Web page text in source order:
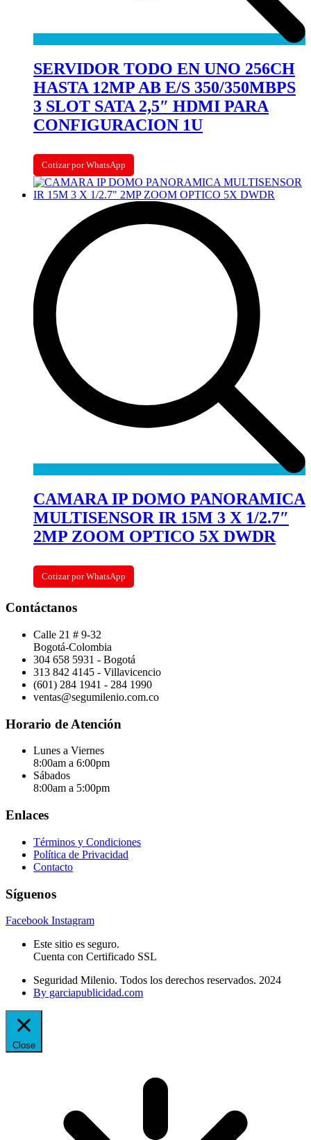
SERVIDOR TODO EN UNO 256CH
HASTA 12MP AB E/S 350/350MBPS
3 SLOT SATA 2,5″ HDMI PARA
CONFIGURACION 1U
Cotizar por WhatsApp
CAMARA IP DOMO PANORAMICA
MULTISENSOR IR 15M 3 X 1/2.7″
2MP ZOOM OPTICO 5X DWDR
Cotizar por WhatsApp
Contáctanos
Calle 21 # 9-32
Bogotá-Colombia
304 658 5931 - Bogotá
313 842 4145 - Villavicencio
(601) 284 1941 - 284 1990
ventas@segumilenio.com.co
Horario de Atención
Lunes a Viernes
8:00am a 6:00pm
Sábados
8:00am a 5:00pm
Enlaces
Términos y Condiciones
Política de Privacidad
Contacto
Síguenos
Facebook Instagram
Este sitio es seguro.
Cuenta con Certificado SSL
Seguridad Milenio. Todos los derechos reservados. 2024
By garciapublicidad.com
Close